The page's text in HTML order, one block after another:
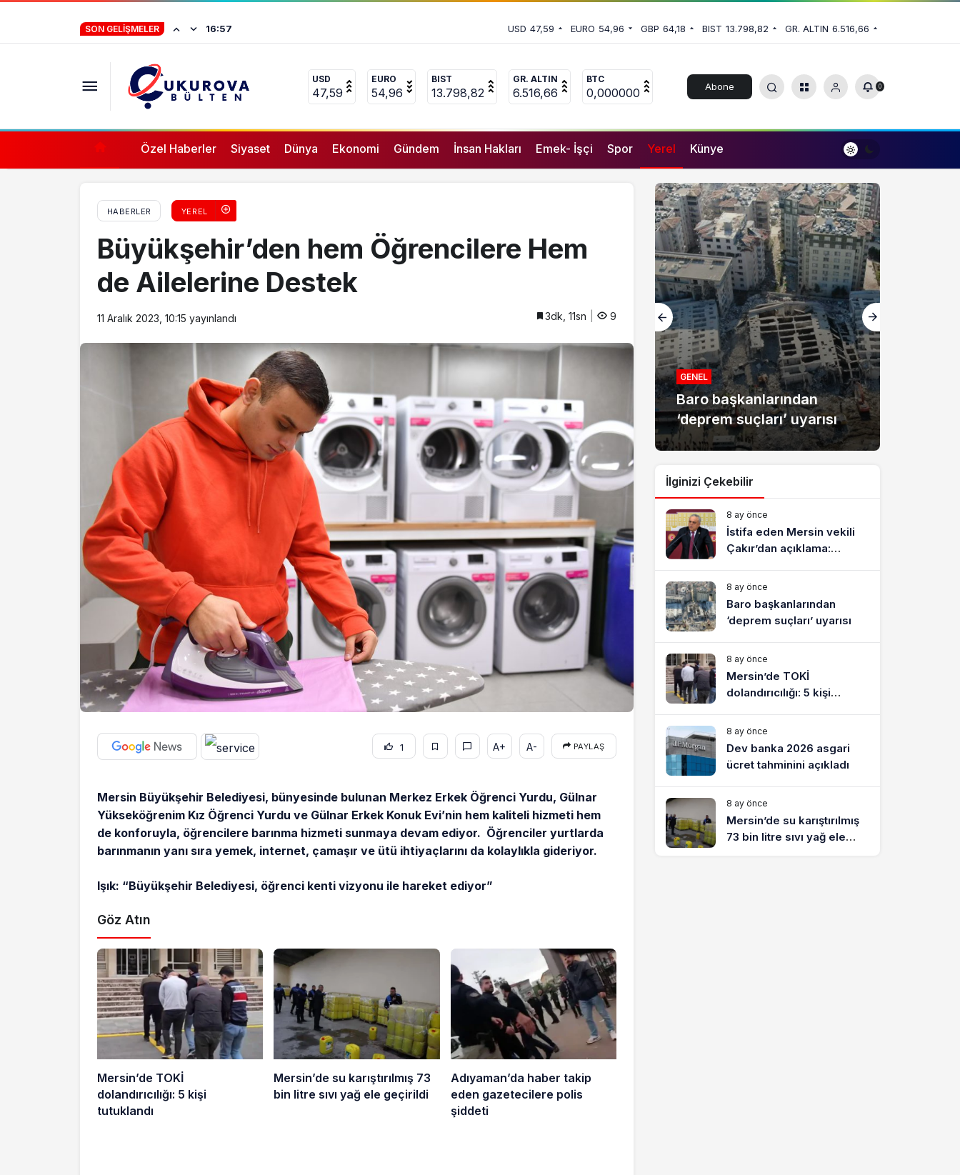
SON GELIŞMELER 16:57 USD 47,59 EURO 54,96 GBP 64,18 BIST 13.798,82 GR. ALTIN 6.516,66
USD
47,59
EURO
54,96
BIST
13.798,82
GR. ALTIN
6.516,66
BTC
0,000000 Abone 0
Özel Haberler Siyaset Dünya Ekonomi Gündem İnsan Hakları Emek- İşçi Spor Yerel Künye
HABERLER YEREL
Büyükşehir’den hem Öğrencilere Hem
de Ailelerine Destek
11 Aralık 2023, 10:15 yayınlandı 3dk, 11sn 9
1 A+ A- PAYLAŞ
Mersin Büyükşehir Belediyesi, bünyesinde bulunan Merkez Erkek Öğrenci Yurdu, Gülnar
Yükseköğrenim Kız Öğrenci Yurdu ve Gülnar Erkek Konuk Evi’nin hem kaliteli hizmeti hem
de konforuyla, öğrencilere barınma hizmeti sunmaya devam ediyor. Öğrenciler yurtlarda
barınmanın yanı sıra yemek, internet, çamaşır ve ütü ihtiyaçlarını da kolaylıkla gideriyor.
Işık: “Büyükşehir Belediyesi, öğrenci kenti vizyonu ile hareket ediyor”
Göz Atın
Mersin’de TOKİ
dolandırıcılığı: 5 kişi
tutuklandı
Mersin’de su karıştırılmış 73
bin litre sıvı yağ ele geçirildi
Adıyaman’da haber takip
eden gazetecilere polis
şiddeti
İstifa eden Mersin vekili
Çakır’dan açıklama:
“Yörük çocuğu, suçlanan
adamların önüne gelip
ifade vermez”
GENEL
Baro başkanlarından
‘deprem suçları’ uyarısı
İlginizi Çekebilir
8 ay önce
İstifa eden Mersin vekili
Çakır’dan açıklama:
adamların önüne gelip
ifade vermez”
8 ay önce
Baro başkanlarından
‘deprem suçları’ uyarısı
8 ay önce
Mersin’de TOKİ
dolandırıcılığı: 5 kişi
8 ay önce
Dev banka 2026 asgari
ücret tahminini açıkladı
8 ay önce
Mersin’de su karıştırılmış
73 bin litre sıvı yağ ele
Büyükşehir 30 Bin Aileye Toplam 300 Bin Kilogram Un Dağıtımı Yapacak